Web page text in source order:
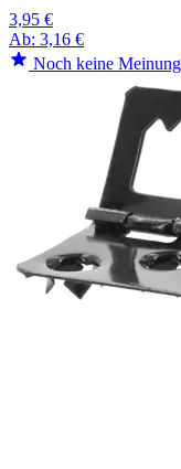
3,95 €
Ab: 3,16 €
Noch keine